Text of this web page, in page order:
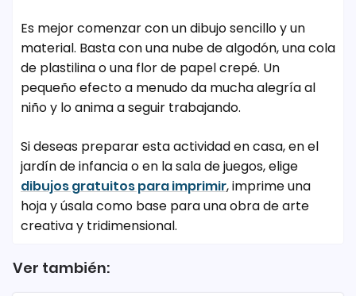
Es mejor comenzar con un dibujo sencillo y un
material. Basta con una nube de algodón, una cola
de plastilina o una flor de papel crepé. Un
pequeño efecto a menudo da mucha alegría al
niño y lo anima a seguir trabajando.
Si deseas preparar esta actividad en casa, en el
jardín de infancia o en la sala de juegos, elige
dibujos gratuitos para imprimir, imprime una
hoja y úsala como base para una obra de arte
creativa y tridimensional.
Ver también: